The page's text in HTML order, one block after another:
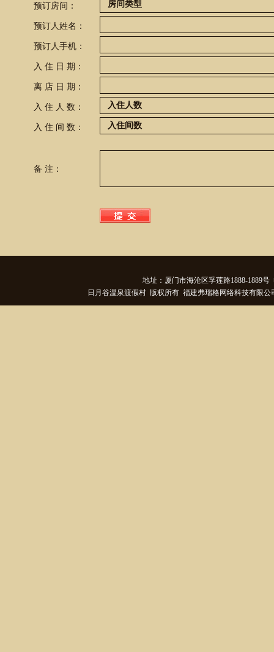
预订房间：
预订人姓名：
预订人手机：
入 住 日 期：
离 店 日 期：
入 住 人 数：
入 住 间 数：
备 注：
地址：厦门市海沧区孚莲路1888-1889
日月谷温泉渡假村 版权所有 福建弗瑞格网络科技有限